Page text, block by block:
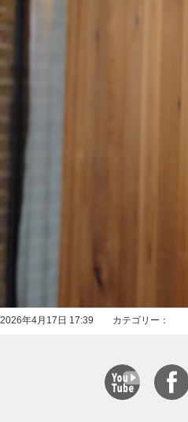
2026年4月17日 17:39 カテゴリー：